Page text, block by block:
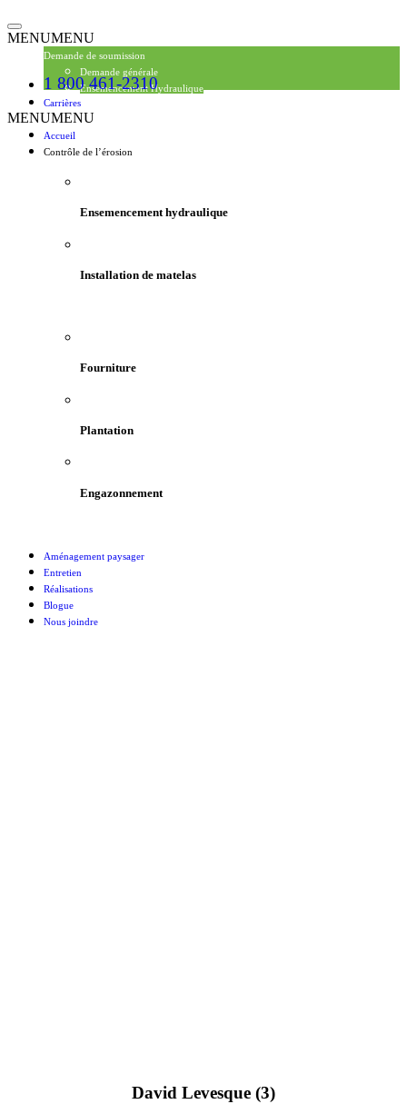
Toggle
navigation
MENUMENU
Demande de soumission
Demande générale
Ensemencement Hydraulique
1 800 461-2310
Carrières
MENUMENU
Accueil
Contrôle de l’érosion
Ensemencement hydraulique
Installation de matelas
Fourniture
Plantation
Engazonnement
Aménagement paysager
Entretien
Réalisations
Blogue
Nous joindre
David Levesque (3)